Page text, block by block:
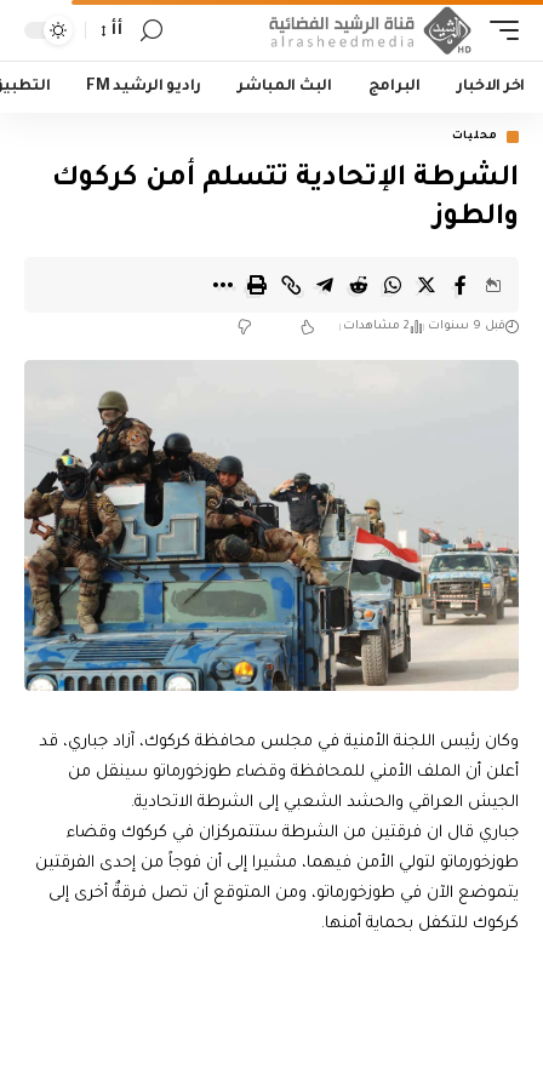
أأ
اخر الاخبار البرامج البث المباشر راديو الرشيد FM
محليات
الشرطة الإتحادية تتسلم أمن كركوك
والطوز
قبل 9 سنوات 2 مشاهدات
وكان رئيس اللجنة الأمنية في مجلس محافظة كركوك، آزاد جباري، قد
أعلن أن الملف الأمني للمحافظة وقضاء طوزخورماتو سينقل من
الجيش العراقي والحشد الشعبي إلى الشرطة الاتحادية.
جباري قال ان فرقتين من الشرطة ستتمركزان في كركوك وقضاء
طوزخورماتو لتولي الأمن فيهما، مشيرا إلى أن فوجاً من إحدى الفرقتين
يتموضع الآن في طوزخورماتو، ومن المتوقع أن تصل فرقةٌ أخرى إلى
كركوك للتكفل بحماية أمنها.